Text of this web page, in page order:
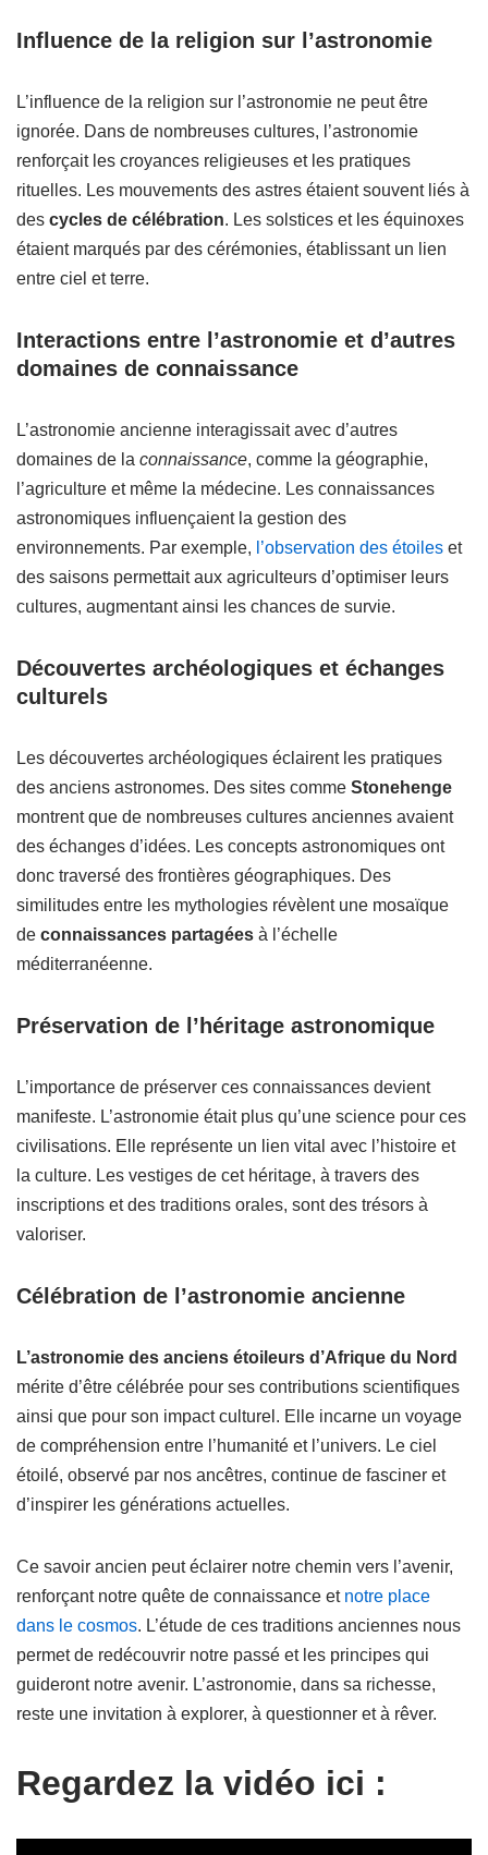
Influence de la religion sur l’astronomie
L’influence de la religion sur l’astronomie ne peut être
ignorée. Dans de nombreuses cultures, l’astronomie
renforçait les croyances religieuses et les pratiques
rituelles. Les mouvements des astres étaient souvent liés à
des cycles de célébration. Les solstices et les équinoxes
étaient marqués par des cérémonies, établissant un lien
entre ciel et terre.
Interactions entre l’astronomie et d’autres
domaines de connaissance
L’astronomie ancienne interagissait avec d’autres
domaines de la connaissance, comme la géographie,
l’agriculture et même la médecine. Les connaissances
astronomiques influençaient la gestion des
environnements. Par exemple, l’observation des étoiles et
des saisons permettait aux agriculteurs d’optimiser leurs
cultures, augmentant ainsi les chances de survie.
Découvertes archéologiques et échanges
culturels
Les découvertes archéologiques éclairent les pratiques
des anciens astronomes. Des sites comme Stonehenge
montrent que de nombreuses cultures anciennes avaient
des échanges d’idées. Les concepts astronomiques ont
donc traversé des frontières géographiques. Des
similitudes entre les mythologies révèlent une mosaïque
de connaissances partagées à l’échelle
méditerranéenne.
Préservation de l’héritage astronomique
L’importance de préserver ces connaissances devient
manifeste. L’astronomie était plus qu’une science pour ces
civilisations. Elle représente un lien vital avec l’histoire et
la culture. Les vestiges de cet héritage, à travers des
inscriptions et des traditions orales, sont des trésors à
valoriser.
Célébration de l’astronomie ancienne
L’astronomie des anciens étoileurs d’Afrique du Nord
mérite d’être célébrée pour ses contributions scientifiques
ainsi que pour son impact culturel. Elle incarne un voyage
de compréhension entre l’humanité et l’univers. Le ciel
étoilé, observé par nos ancêtres, continue de fasciner et
d’inspirer les générations actuelles.
Ce savoir ancien peut éclairer notre chemin vers l’avenir,
renforçant notre quête de connaissance et notre place
dans le cosmos. L’étude de ces traditions anciennes nous
permet de redécouvrir notre passé et les principes qui
guideront notre avenir. L’astronomie, dans sa richesse,
reste une invitation à explorer, à questionner et à rêver.
Regardez la vidéo ici :